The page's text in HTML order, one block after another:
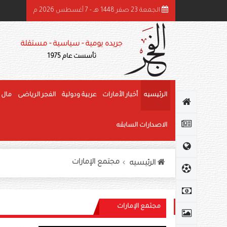
بن راشد: الشيخ زايد قائد عظيم وحّد الصف وأرسى دعائم النهضة وغرس قيم
الجمعة 23 صفر 1448 هـ - 7 أغسطس 2026 م
جريده يومية - سياسية - مستقلة
تأسست عام 1975
الرئيسيه أخبار الأمارات عربية ودولية الفجر الرياضى مال
الاصدارات السابقه
الرئيسيه مجتمع الإمارات
مجتمع الإمارات